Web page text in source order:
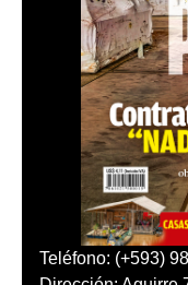
Teléfono: (+593)